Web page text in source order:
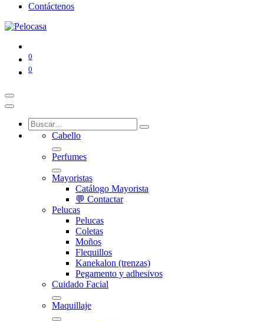
Contáctenos
0
0
Cabello
Perfumes
Mayoristas
Catálogo Mayorista
💬 Contactar
Pelucas
Pelucas
Coletas
Moños
Flequillos
Kanekalon (trenzas)
Pegamento y adhesivos
Cuidado Facial
Maquillaje